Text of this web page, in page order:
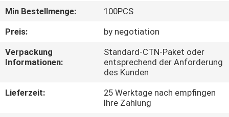
KONTAKTIEREN
SIE
UNS
Min Bestellmenge:
100PCS
Preis:
by negotiation
Verpackung
Informationen:
Standard-CTN-Paket oder
entsprechend der Anforderung
des Kunden
Lieferzeit:
25 Werktage nach empfingen
Ihre Zahlung